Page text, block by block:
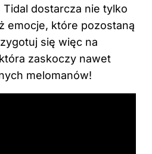
dostarcza nie tylko
emocje, które pozostaną
się więc na
zaskoczy nawet
melomanów!